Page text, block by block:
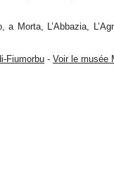
Morta, L’Abbazia,
Fiumorbu - Voir le musée